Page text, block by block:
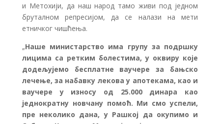
и Метохији, да наш народ тамо живи под једном
бруталном репресијом, да се налази на мети
етничког чишћења.
„Наше министарство има групу за подршку
лицима са ретким болестима, у оквиру које
додељујемо бесплатне ваучере за бањско
лечење, за набавку лекова у апотекама, као и
ваучерe у износу од 25.000 динара као
једнократну новчану помоћ. Ми смо успели,
пре неколико дана, у Рашкој да окупимо и